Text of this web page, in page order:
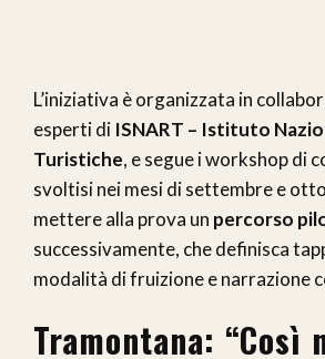
L’iniziativa è organizzata in
esperti di ISNART – Istituto
Turistiche, e segue i workshop di
svoltisi nei mesi di settembre e
mettere alla prova un percorso
successivamente, che definisca
modalità di fruizione e narrazione
Tramontana: “Così